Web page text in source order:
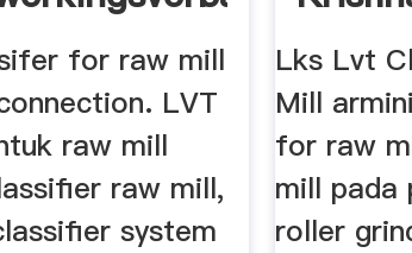
for raw mill
LVT
raw mill
raw mill,
system
Lks Lvt
Mill
for raw
mill pada
roller